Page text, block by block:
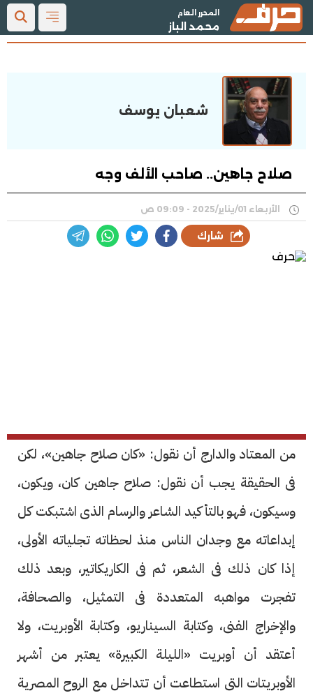
المحرر العام
محمد الباز
شعبان يوسف
صلاح جاهين.. صاحب الألف وجه
الأربعاء 01/يناير/2025 - 09:09 ص
شارك
من المعتاد والدارج أن نقول: «كان صلاح جاهين»، لكن
فى الحقيقة يجب أن نقول: صلاح جاهين كان، ويكون،
وسيكون، فهو بالتأكيد الشاعر والرسام الذى اشتبكت كل
إبداعاته مع وجدان الناس منذ لحظاته تجلياته الأولى،
إذا كان ذلك فى الشعر، ثم فى الكاريكاتير، وبعد ذلك
تفجرت مواهبه المتعددة فى التمثيل، والصحافة،
والإخراج الفنى، وكتابة السيناريو، وكتابة الأوبريت، ولا
أعتقد أن أوبريت «الليلة الكبيرة» يعتبر من أشهر
الأوبريتات التى استطاعت أن تتداخل مع الروح المصرية